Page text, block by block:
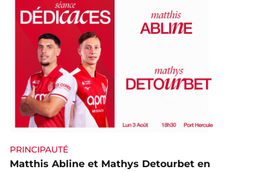
PRINCIPAUTÉ
Matthis Abline et Mathys Detourbet en